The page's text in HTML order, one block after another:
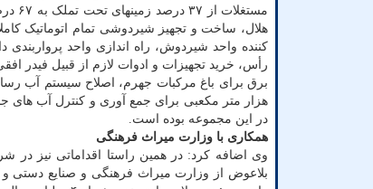
مستغلات از ۳۷ درصد زمینهای تحت تملک به ۶۷ درصد اراضی، ساخت سیلوی
رأس، خرید تجهیزات و ادوات لازم از قبیل فیدر افقی ۲۰ متری کاملا ایرانی و همین طور
هزار متر مکعبی برای جمع آوری و کنترل آب های
در این مجموعه بوده است.
همکاری با وزارت میراث فرهنگی